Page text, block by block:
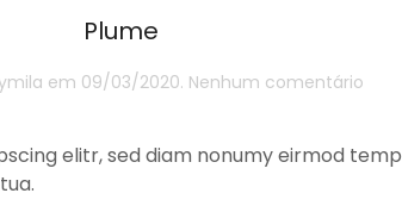
Plume
em 09/03/2020. Nenhum comentário
elitr, sed diam nonumy eirmod